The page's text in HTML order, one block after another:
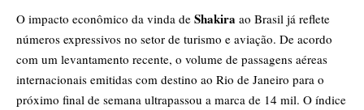
O impacto econômico da vinda de Shakira ao Brasil já reflete
números expressivos no setor de turismo e aviação. De acordo
com um levantamento recente, o volume de passagens aéreas
internacionais emitidas com destino ao Rio de Janeiro para o
próximo final de semana ultrapassou a marca de 14 mil. O índice